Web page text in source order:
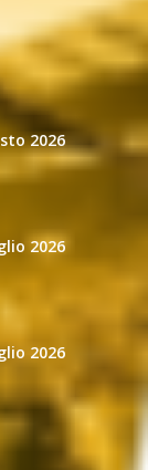
2026
2026
2026